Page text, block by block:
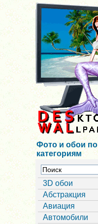
Фото и обои по
категориям
3D обои
Абстракция
Авиация
Автомобили